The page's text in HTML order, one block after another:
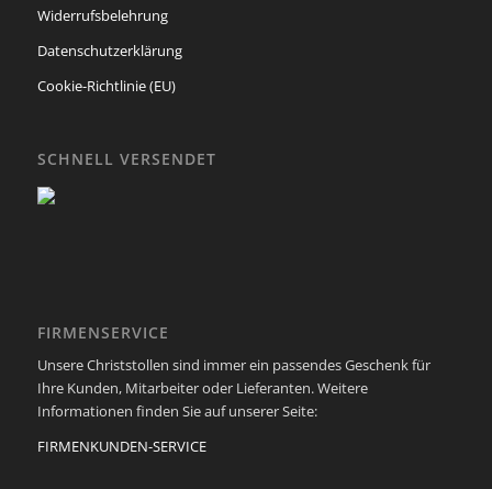
Widerrufsbelehrung
Datenschutzerklärung
Cookie-Richtlinie (EU)
SCHNELL VERSENDET
FIRMENSERVICE
Unsere Christstollen sind immer ein passendes Geschenk für
Ihre Kunden, Mitarbeiter oder Lieferanten. Weitere
Informationen finden Sie auf unserer Seite:
FIRMENKUNDEN-SERVICE